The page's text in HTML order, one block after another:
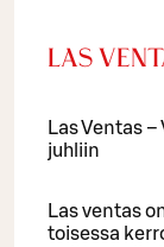
LAS
Las Ventas
juhliin
Las ventas
toisessa